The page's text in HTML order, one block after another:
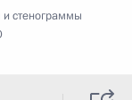
и стенограммы